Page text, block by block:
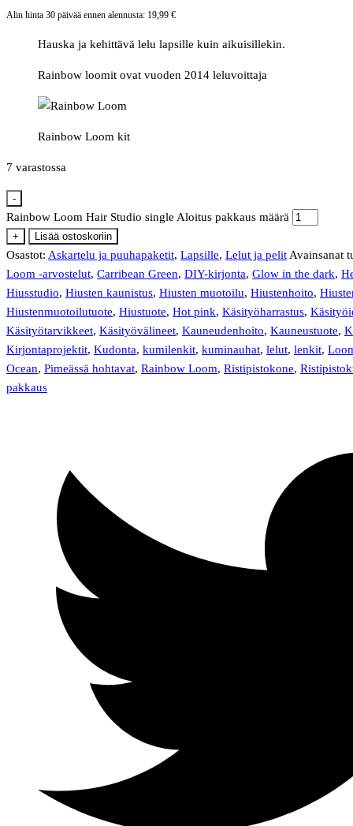
Alin hinta 30 päivää ennen alennusta: 19,99 €
Hauska ja kehittävä lelu lapsille kuin aikuisillekin.
Rainbow loomit ovat vuoden 2014 leluvoittaja
Rainbow Loom kit
7 varastossa
-
Rainbow Loom Hair Studio single Aloitus pakkaus määrä
+ Lisää ostoskoriin
Osastot: Askartelu ja puuhapaketit, Lapsille, Lelut ja pelit Avainsanat
Loom -arvostelut, Carribean Green, DIY-kirjonta, Glow in the dark,
Hiusstudio, Hiusten kaunistus, Hiusten muotoilu, Hiustenhoito,
Hiustenmuotoilutuote, Hiustuote, Hot pink, Käsityöharrastus,
Käsityötarvikkeet, Käsityövälineet, Kauneudenhoito, Kauneustuote,
Kirjontaprojektit, Kudonta, kumilenkit, kuminauhat, lelut, lenkit,
Ocean, Pimeässä hohtavat, Rainbow Loom, Ristipistokone,
pakkaus